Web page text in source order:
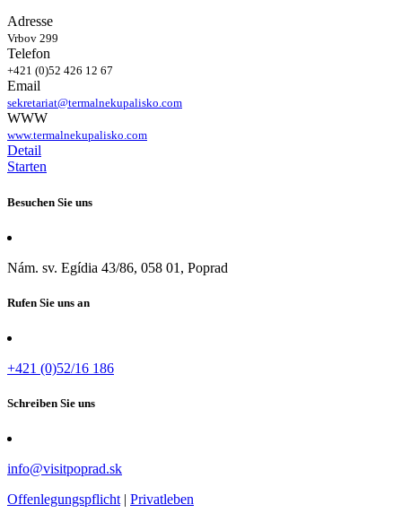
Adresse
Vrbov 299
Telefon
+421 (0)52 426 12 67
Email
sekretariat@termalnekupalisko.com
WWW
www.termalnekupalisko.com
Detail
Starten
Besuchen Sie uns
Nám. sv. Egídia 43/86, 058 01, Poprad
Rufen Sie uns an
+421 (0)52/16 186
Schreiben Sie uns
info@visitpoprad.sk
Offenlegungspflicht| Privatleben